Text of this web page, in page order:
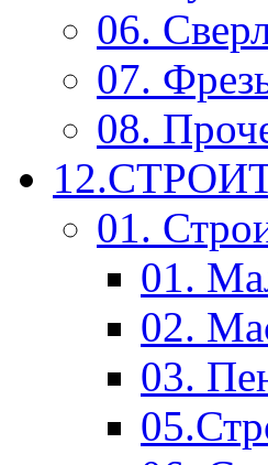
06.
07.
08.
01.
01.
02.
03.